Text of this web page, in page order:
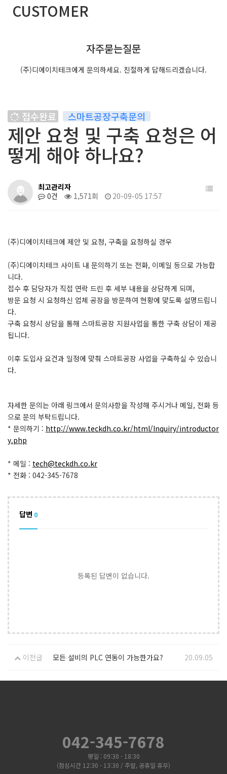
CUSTOMER
자주묻는질문
(주)디에이치테크에게 문의하세요. 친절하게 답해드리겠습니다.
접수완료 스마트공장구축문의
제안 요청 및 구축 요청은 어
떻게 해야 하나요?
최고관리자
0건
1,571회 20-09-05 17:57
(주)디에이치테크에 제안 및 요청, 구축을 요청하실 경우
(주)디에이치테크 사이트 내 문의하기 또는 전화, 이메일 등으로 가능합
니다.
접수 후 담당자가 직접 연락 드린 후 세부 내용을 상담하게 되며,
방문 요청 시 요청하신 업체 공장을 방문하여 현황에 맞도록 설명드립니
다.
구축 요청시 상담을 통해 스마트공장 지원사업을 통한 구축 상담이 제공
됩니다.
이후 도입사 요건과 일정에 맞춰 스마트공장 사업을 구축하실 수 있습니
다.
자세한 문의는 아래 링크에서 문의사항을 작성해 주시거나 메일, 전화 등
으로 문의 부탁드립니다.
* 문의하기 : http://www.teckdh.co.kr/html/Inquiry/introductor
y.php
* 메일 : tech@teckdh.co.kr
* 전화 : 042-345-7678
답변 0
등록된 답변이 없습니다.
이전글 모든 설비의 PLC 연동이 가능한가요? 20.09.05
042-345-7678
평일 : 09:30 - 18:30
(점심시간 12:30 - 13:30 / 주말, 공휴일 휴무)